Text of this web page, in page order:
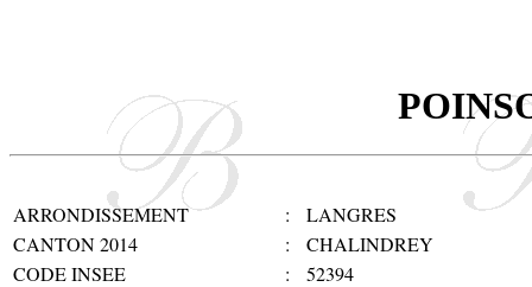
ARRONDISSEMENT :
LANGRES
CANTON 2014
:
CHALINDREY
CODE INSEE
:
52394